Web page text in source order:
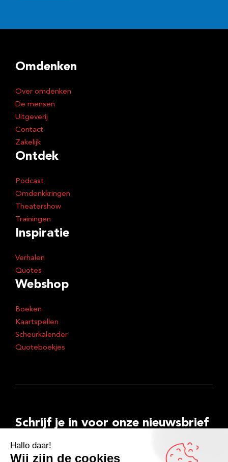
r
s
Omdenken
Over omdenken
De mensen
Uitgeverij
Contact
Zakelijk
Ontdek
Podcast
Omdenkkringen
Theatershow
Trainingen
Inspiratie
Verhalen
Quotes
Webshop
Boeken
Kaartspellen
Scheurkalender
Quoteboekjes
Schrijf je in voor onze nieuwsbrief
E-